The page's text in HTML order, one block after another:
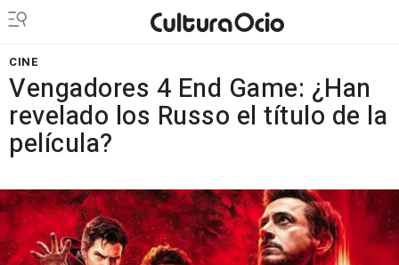
CINE
Vengadores 4 End Game: ¿Han
revelado los Russo el título de la
película?